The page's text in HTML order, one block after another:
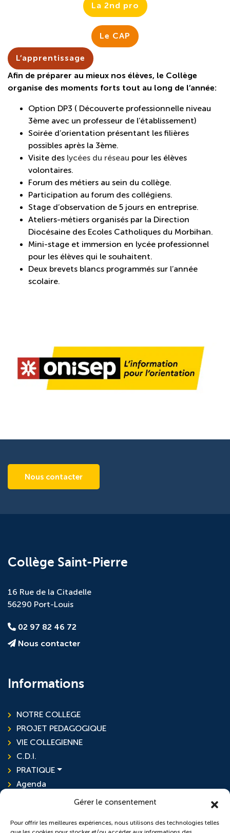
Gérer le consentement
Pour offrir les meilleures expériences, nous utilisons des technologies telles
La 2nd pro
Le CAP
L’apprentissage
Afin de préparer au mieux nos élèves, le Collège
organise des moments forts tout au long de l’année:
Option DP3 ( Découverte professionnelle niveau
3ème avec un professeur de l’établissement)
Soirée d’orientation présentant les filières
possibles après la 3ème.
Visite des lycées du réseau pour les élèves
volontaires.
Forum des métiers au sein du collège.
Participation au forum des collégiens.
Stage d’observation de 5 jours en entreprise.
Ateliers-métiers organisés par la Direction
Diocésaine des Ecoles Catholiques du Morbihan.
Mini-stage et immersion en lycée professionnel
pour les élèves qui le souhaitent.
Deux brevets blancs programmés sur l’année
scolaire.
Nous contacter
Collège Saint-Pierre
16 Rue de la Citadelle
56290 Port-Louis
02 97 82 46 72
Nous contacter
Informations
NOTRE COLLEGE
PROJET PEDAGOGIQUE
VIE COLLEGIENNE
C.D.I.
PRATIQUE
Agenda